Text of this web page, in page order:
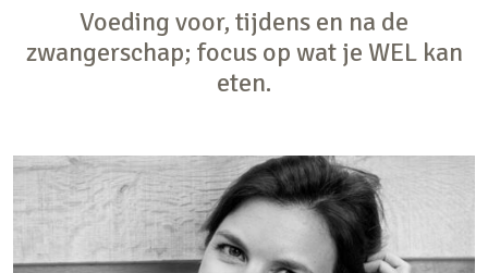
Voeding voor, tijdens en na de
zwangerschap; focus op wat je WEL kan
eten.